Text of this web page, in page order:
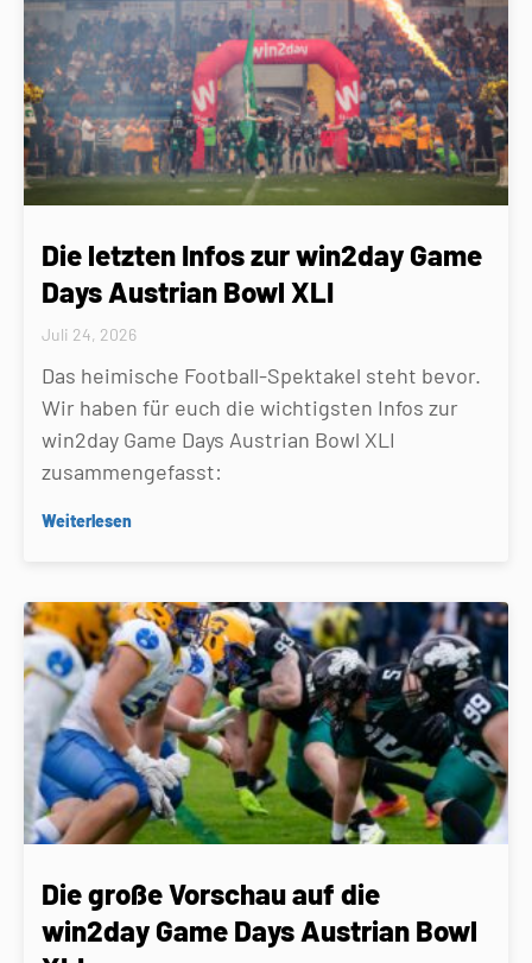
Die letzten Infos zur win2day Game
Days Austrian Bowl XLI
Juli 24, 2026
Das heimische Football-Spektakel steht bevor.
Wir haben für euch die wichtigsten Infos zur
win2day Game Days Austrian Bowl XLI
zusammengefasst:
Weiterlesen
Die große Vorschau auf die
win2day Game Days Austrian Bowl